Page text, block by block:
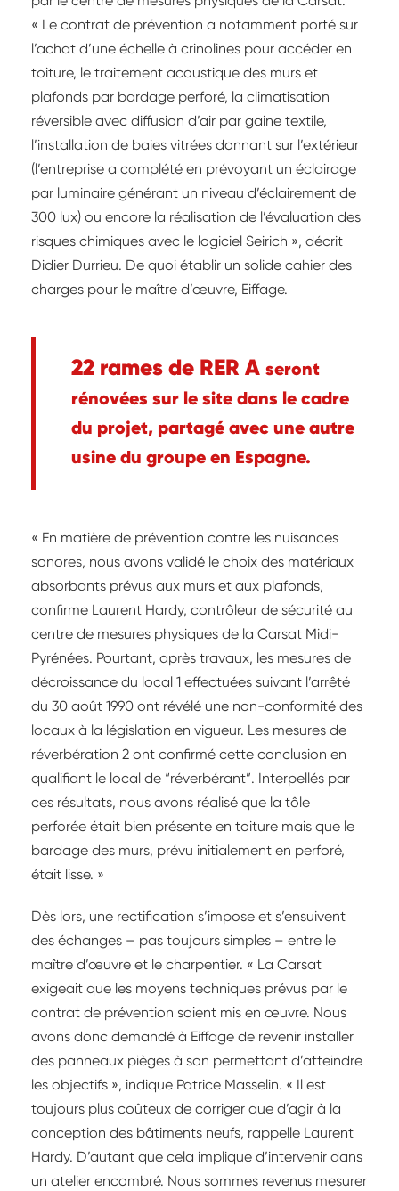
« Le contrat de prévention a notamment porté sur
l’achat d’une échelle à crinolines pour accéder en
toiture, le traitement acoustique des murs et
plafonds par bardage perforé, la climatisation
réversible avec diffusion d’air par gaine textile,
l’installation de baies vitrées donnant sur l’extérieur
(l’entreprise a complété en prévoyant un éclairage
par luminaire générant un niveau d’éclairement de
300 lux) ou encore la réalisation de l’évaluation des
risques chimiques avec le logiciel Seirich », décrit
Didier Durrieu. De quoi établir un solide cahier des
charges pour le maître d’œuvre, Eiffage.
22 rames de RER A seront
rénovées sur le site dans le cadre
du projet, partagé avec une autre
usine du groupe en Espagne.
« En matière de prévention contre les nuisances
sonores, nous avons validé le choix des matériaux
absorbants prévus aux murs et aux plafonds,
confirme Laurent Hardy, contrôleur de sécurité au
centre de mesures physiques de la Carsat Midi-
Pyrénées. Pourtant, après travaux, les mesures de
décroissance du local 1 effectuées suivant l’arrêté
du 30 août 1990 ont révélé une non-conformité des
locaux à la législation en vigueur. Les mesures de
réverbération 2 ont confirmé cette conclusion en
qualifiant le local de “réverbérant”. Interpellés par
ces résultats, nous avons réalisé que la tôle
perforée était bien présente en toiture mais que le
bardage des murs, prévu initialement en perforé,
était lisse. »
Dès lors, une rectification s’impose et s’ensuivent
des échanges – pas toujours simples – entre le
maître d’œuvre et le charpentier. « La Carsat
exigeait que les moyens techniques prévus par le
contrat de prévention soient mis en œuvre. Nous
avons donc demandé à Eiffage de revenir installer
des panneaux pièges à son permettant d’atteindre
les objectifs », indique Patrice Masselin. « Il est
toujours plus coûteux de corriger que d’agir à la
conception des bâtiments neufs, rappelle Laurent
Hardy. D’autant que cela implique d’intervenir dans
un atelier encombré. Nous sommes revenus mesurer